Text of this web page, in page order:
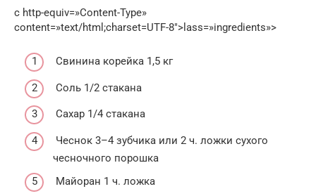
c http-equiv=»Content-Type»
content=»text/html;charset=UTF-8″>lass=»ingredients»>
Свинина корейка 1,5 кг
Соль 1/2 стакана
Сахар 1/4 стакана
Чеснок 3–4 зубчика или 2 ч. ложки сухого
чесночного порошка
Майоран 1 ч. ложка